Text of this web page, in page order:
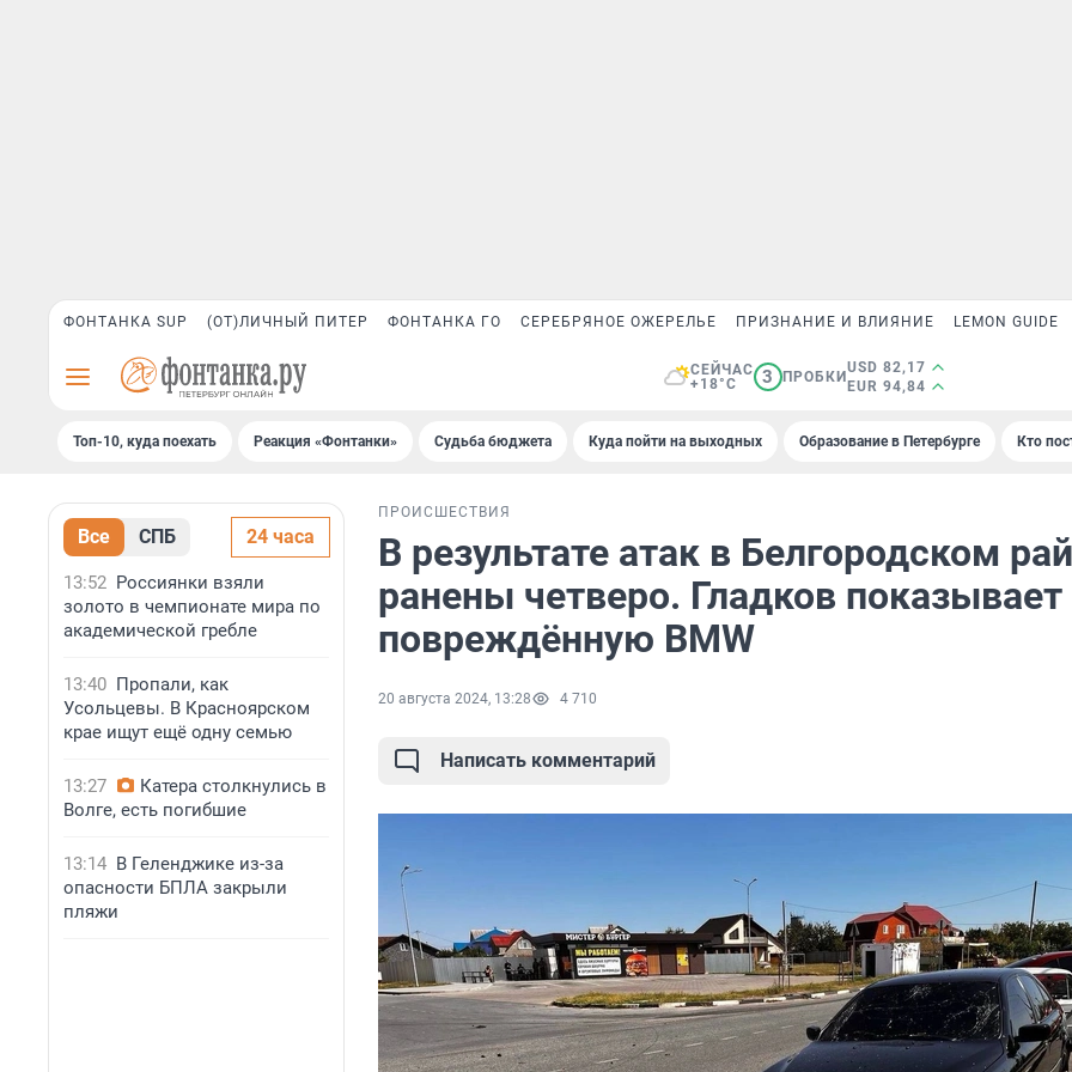
ФОНТАНКА SUP (ОТ)ЛИЧНЫЙ ПИТЕР ФОНТАНКА ГО СЕРЕБРЯНОЕ ОЖЕРЕЛЬЕ ПРИЗНАНИЕ И ВЛИЯНИЕ LEMON GUIDE
СЕЙЧАС
+18°C
3 ПРОБКИ
USD 82,17
EUR 94,84
Топ-10, куда поехать Реакция «Фонтанки» Судьба бюджета Куда пойти на выходных Образование в Петербурге Кто
Все СПБ 24 часа
13:52 Россиянки взяли
золото в чемпионате мира по
академической гребле
13:40 Пропали, как
Усольцевы. В Красноярском
крае ищут ещё одну семью
13:27
Катера столкнулись в
Волге, есть погибшие
13:14 В Геленджике из-за
опасности БПЛА закрыли
пляжи
ПРОИСШЕСТВИЯ
В результате атак в Белгородском
ранены четверо. Гладков показывает
повреждённую BMW
20 августа 2024, 13:28 4 710
Написать комментарий